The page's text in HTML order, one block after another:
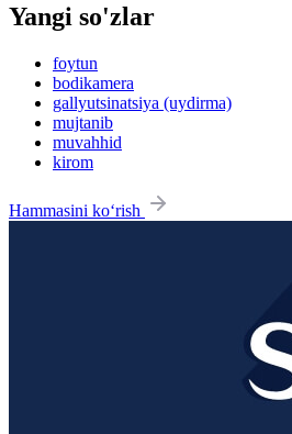
Yangi so'zlar
foytun
bodikamera
gallyutsinatsiya (uydirma)
mujtanib
muvahhid
kirom
Hammasini ko‘rish